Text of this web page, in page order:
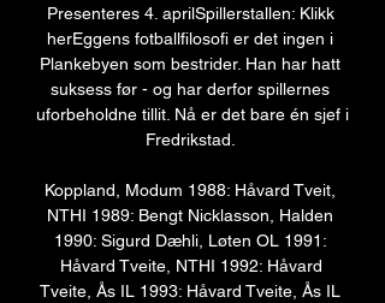
Presenteres 4. aprilSpillerstallen: Klikk
herEggens fotballfilosofi er det ingen i
Plankebyen som bestrider. Han har hatt
suksess før - og har derfor spillernes
uforbeholdne tillit. Nå er det bare én sjef i
Fredrikstad.
Koppland, Modum 1988: Håvard Tveit,
NTHI 1989: Bengt Nicklasson, Halden
1990: Sigurd Dæhli, Løten OL 1991:
Håvard Tveite, NTHI 1992: Håvard
Tveite, Ås IL 1993: Håvard Tveite, Ås IL